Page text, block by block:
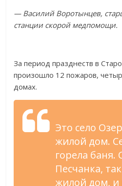
— Василий Воротынцев,
станции скорой медпомощи.
За период празднеств в
произошло 12 пожаров,
домах.
Это село
жилой дом.
горела баня.
Песчанка, так
жилой дом, и